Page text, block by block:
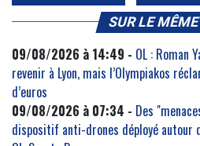
SUR LE
09/08/2026 à 14:49 - OL : Roman
revenir à Lyon, mais l’Olympiakos
d’euros
09/08/2026 à 07:34 - Des
dispositif anti-drones déployé autour